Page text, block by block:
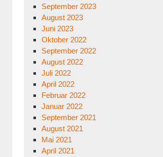
September 2023
August 2023
Juni 2023
Oktober 2022
September 2022
August 2022
Juli 2022
April 2022
Februar 2022
Januar 2022
September 2021
August 2021
Mai 2021
April 2021